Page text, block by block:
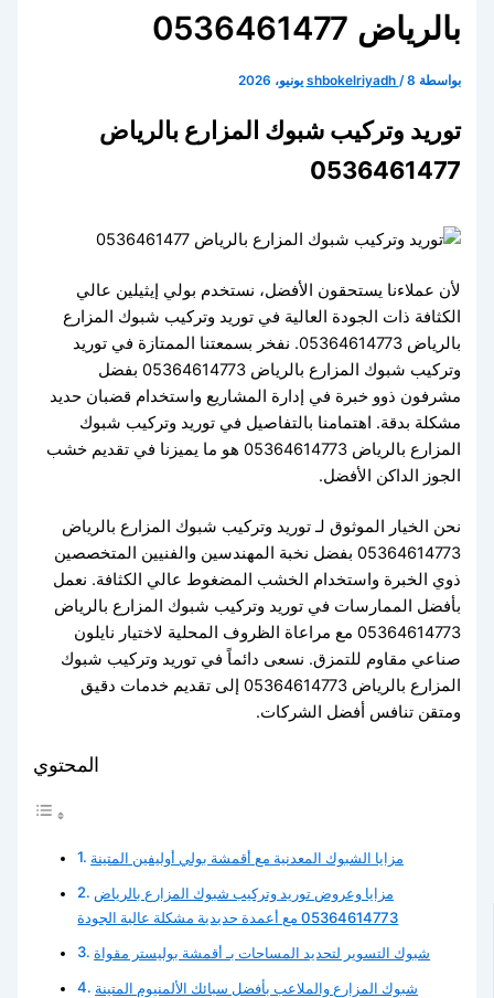
بالرياض 0536461477
بواسطة shbokelriyadh /8 يونيو، 2026
توريد وتركيب شبوك المزارع بالرياض
0536461477
لأن عملاءنا يستحقون الأفضل، نستخدم بولي إيثيلين عالي
الكثافة ذات الجودة العالية في توريد وتركيب شبوك المزارع
بالرياض 05364614773. نفخر بسمعتنا الممتازة في توريد
وتركيب شبوك المزارع بالرياض 05364614773 بفضل
مشرفون ذوو خبرة في إدارة المشاريع واستخدام قضبان حديد
مشكلة بدقة. اهتمامنا بالتفاصيل في توريد وتركيب شبوك
المزارع بالرياض 05364614773 هو ما يميزنا في تقديم خشب
الجوز الداكن الأفضل.
نحن الخيار الموثوق لـ توريد وتركيب شبوك المزارع بالرياض
05364614773 بفضل نخبة المهندسين والفنيين المتخصصين
ذوي الخبرة واستخدام الخشب المضغوط عالي الكثافة. نعمل
بأفضل الممارسات في توريد وتركيب شبوك المزارع بالرياض
05364614773 مع مراعاة الظروف المحلية لاختيار نايلون
صناعي مقاوم للتمزق. نسعى دائماً في توريد وتركيب شبوك
المزارع بالرياض 05364614773 إلى تقديم خدمات دقيق
ومتقن تنافس أفضل الشركات.
المحتوي
مزايا الشبوك المعدنية مع أقمشة بولي أوليفين المتينة
مزايا وعروض توريد وتركيب شبوك المزارع بالرياض
05364614773 مع أعمدة حديدية مشكلة عالية الجودة
شبوك التسوير لتحديد المساحات بـ أقمشة بوليستر مقواة
شبوك المزارع والملاعب بأفضل سبائك الألمنيوم المتينة